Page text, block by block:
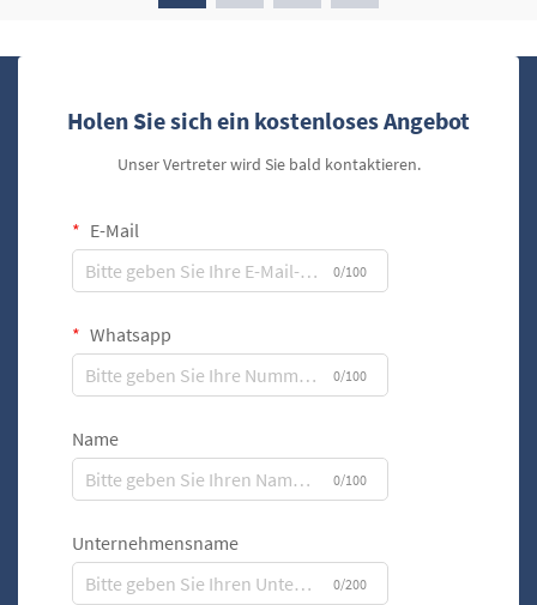
Holen Sie sich ein kostenloses Angebot
Unser Vertreter wird Sie bald kontaktieren.
E-Mail
0/100
Whatsapp
0/100
Name
0/100
Unternehmensname
0/200